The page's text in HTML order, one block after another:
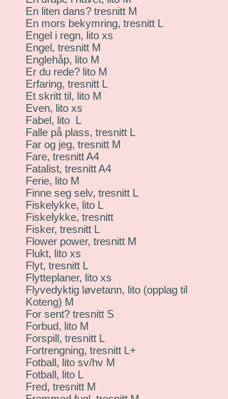
En liten dans? tresnitt M
En mors bekymring, tresnitt L
Engel i regn, lito xs
Engel, tresnitt M
Englehåp, lito M
Er du rede? lito M
Erfaring, tresnitt L
Et skritt til, lito M
Even, lito xs
Fabel, lito L
Falle på plass, tresnitt L
Far og jeg, tresnitt M
Fare, tresnitt A4
Fatalist, tresnitt A4
Ferie, lito M
Finne seg selv, tresnitt L
Fiskelykke, lito L
Fiskelykke, tresnitt
Fisker, tresnitt L
Flower power, tresnitt M
Flukt, lito xs
Flyt, tresnitt L
Flytteplaner, lito xs
Flyvedyktig løvetann, lito (opplag til
Koteng) M
For sent? tresnitt S
Forbud, lito M
Forspill, tresnitt L
Fortrengning, tresnitt L+
Fotball, lito sv/hv M
Fotball, lito L
Fred, tresnitt M